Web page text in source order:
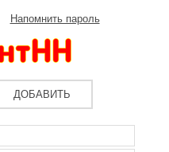
Напомнить пароль
ДОБАВИТЬ